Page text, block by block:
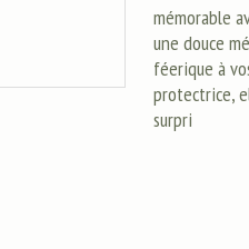
mémorable
une douce
féerique à
protectrice,
surpri